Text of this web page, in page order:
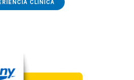
CLÍNICA